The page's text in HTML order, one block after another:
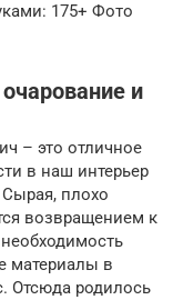
175+ Фото
и
– это отличное
в наш интерьер
плохо
возвращением к
материалы в
Отсюда родилось